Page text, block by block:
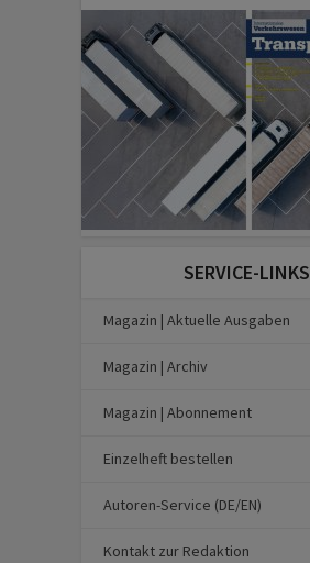
SERVICE-LINKS
Magazin | Aktuelle Ausgaben
Magazin | Archiv
Magazin | Abonnement
Einzelheft bestellen
Autoren-Service (DE/EN)
Kontakt zur Redaktion